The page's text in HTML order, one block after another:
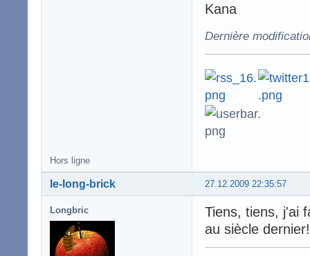
Kana
Dernière
Hors ligne
27.12.2009 22:35:57
le-long-brick
Longbric
Tiens, tiens, j'ai
au siècle